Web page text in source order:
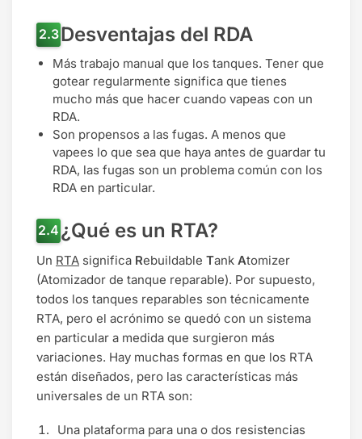
Desventajas del RDA
Más trabajo manual que los tanques. Tener que
gotear regularmente significa que tienes
mucho más que hacer cuando vapeas con un
RDA.
Son propensos a las fugas. A menos que
vapees lo que sea que haya antes de guardar tu
RDA, las fugas son un problema común con los
RDA en particular.
¿Qué es un RTA?
Un RTA significa Rebuildable Tank Atomizer
(Atomizador de tanque reparable). Por supuesto,
todos los tanques reparables son técnicamente
RTA, pero el acrónimo se quedó con un sistema
en particular a medida que surgieron más
variaciones. Hay muchas formas en que los RTA
están diseñados, pero las características más
universales de un RTA son:
Una plataforma para una o dos resistencias